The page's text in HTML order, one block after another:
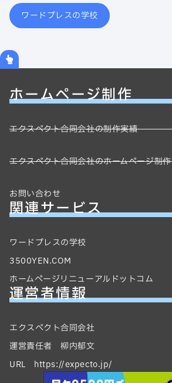
ワードプレスの学校
ホームページ制作
エクスペクト合同会社の制作実績
エクスペクト合同会社のホームページ制作
お問い合わせ
関連サービス
ワードプレスの学校
3500YEN.COM
ホームページリニューアルドットコム
運営者情報
エクスペクト合同会社
運営責任者 柳内郁文
URL https://expecto.jp/